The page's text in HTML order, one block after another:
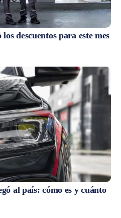
descuentos para este mes
al país: cómo es y cuánto